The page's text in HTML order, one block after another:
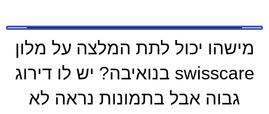
מישהו יכול לתת המלצה על מלון
swisscare בנואיבה? יש לו דירוג
גבוה אבל בתמונות נראה לא